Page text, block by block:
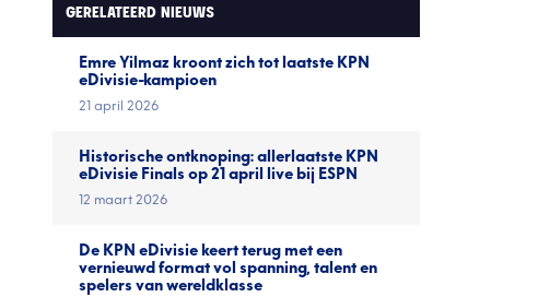
GERELATEERD NIEUWS
Emre Yilmaz kroont zich tot laatste KPN
eDivisie-kampioen
21 april 2026
Historische ontknoping: allerlaatste KPN
eDivisie Finals op 21 april live bij ESPN
12 maart 2026
De KPN eDivisie keert terug met een
vernieuwd format vol spanning, talent en
spelers van wereldklasse